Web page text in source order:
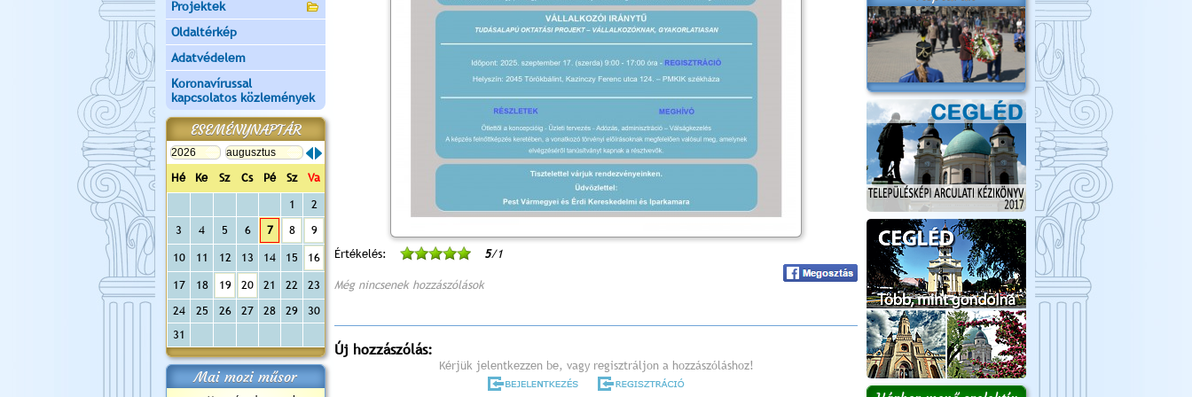
Projektek
Oldaltérkép
Adatvédelem
Koronavírussal
kapcsolatos közlemények
ESEMÉNYNAPTÁR
Hé Ke Sz Cs Pé Sz
Va
1
2
3
4 5 6 7 8 9
10 11 12 13 14 15 16
17 18 19 20 21 22
23
24
25 26 27 28 29
30
31
Mai mozi műsor
Értékelés: 5/1
Még nincsenek hozzászólások
Új hozzászólás:
Kérjük jelentkezzen be, vagy regisztráljon a hozzászóláshoz!